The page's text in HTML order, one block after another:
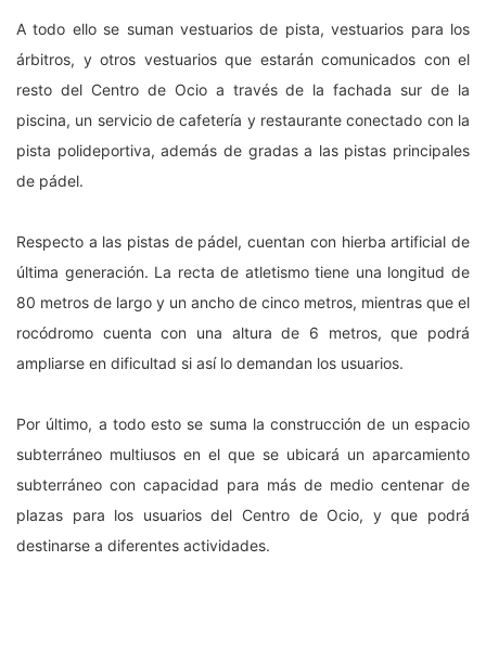
A todo ello se suman vestuarios de pista, vestuarios para los
árbitros, y otros vestuarios que estarán comunicados con el
resto del Centro de Ocio a través de la fachada sur de la
piscina, un servicio de cafetería y restaurante conectado con la
pista polideportiva, además de gradas a las pistas principales
de pádel.
Respecto a las pistas de pádel, cuentan con hierba artificial de
última generación. La recta de atletismo tiene una longitud de
80 metros de largo y un ancho de cinco metros, mientras que el
rocódromo cuenta con una altura de 6 metros, que podrá
ampliarse en dificultad si así lo demandan los usuarios.
Por último, a todo esto se suma la construcción de un espacio
subterráneo multiusos en el que se ubicará un aparcamiento
subterráneo con capacidad para más de medio centenar de
plazas para los usuarios del Centro de Ocio, y que podrá
destinarse a diferentes actividades.